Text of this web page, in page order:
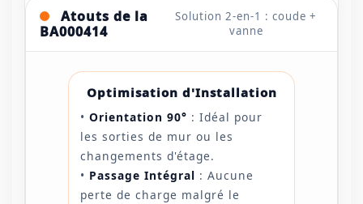
Atouts de la
BA000414
Solution 2-en-1 : coude +
vanne
Optimisation d'Installation
• Orientation 90° : Idéal pour
les sorties de mur ou les
changements d'étage.
• Passage Intégral : Aucune
perte de charge malgré le